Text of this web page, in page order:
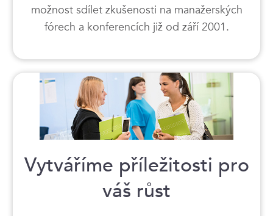
možnost sdílet zkušenosti na manažerských
fórech a konferencích již od září 2001.
Vytváříme příležitosti pro
váš růst